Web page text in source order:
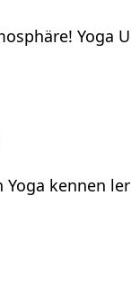
Yoga
kennen